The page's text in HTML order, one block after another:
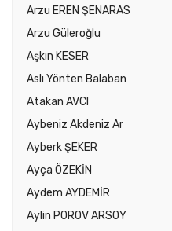
Arzu EREN ŞENARAS
Arzu Güleroğlu
Aşkın KESER
Aslı Yönten Balaban
Atakan AVCI
Aybeniz Akdeniz Ar
Ayberk ŞEKER
Ayça ÖZEKİN
Aydem AYDEMİR
Aylin POROV ARSOY